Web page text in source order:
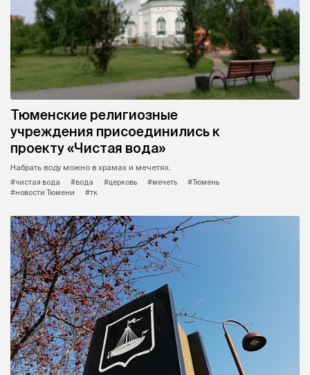
Тюменские религиозные
учреждения присоединились к
проекту «Чистая вода»
Набрать воду можно в храмах и мечетях.
#чистая вода
#вода #церковь #мечеть
#Тюмень
#новости Тюмени
#тк